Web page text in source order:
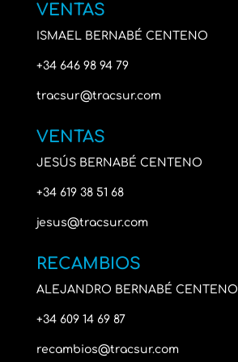
VENTAS
ISMAEL BERNABÉ CENTENO
+34 646 98 94 79
tracsur@tracsur.com
VENTAS
JESÚS BERNABÉ CENTENO
+34 619 38 51 68
jesus@tracsur.com
RECAMBIOS
ALEJANDRO BERNABÉ CENTENO
+34 609 14 69 87
recambios@tracsur.com